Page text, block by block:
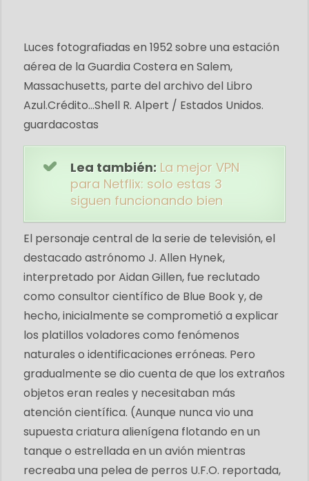
Luces fotografiadas en 1952 sobre una estación
aérea de la Guardia Costera en Salem,
Massachusetts, parte del archivo del Libro
Azul.Crédito...Shell R. Alpert / Estados Unidos.
guardacostas
Lea también: La mejor VPN
para Netflix: solo estas 3
siguen funcionando bien
El personaje central de la serie de televisión, el
destacado astrónomo J. Allen Hynek,
interpretado por Aidan Gillen, fue reclutado
como consultor científico de Blue Book y, de
hecho, inicialmente se comprometió a explicar
los platillos voladores como fenómenos
naturales o identificaciones erróneas. Pero
gradualmente se dio cuenta de que los extraños
objetos eran reales y necesitaban más
atención científica. (Aunque nunca vio una
supuesta criatura alienígena flotando en un
tanque o estrellada en un avión mientras
recreaba una pelea de perros U.F.O. reportada,